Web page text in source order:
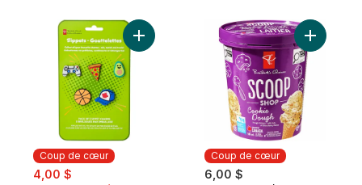
Coup de cœur
sale:
4,00 $
Ajouter Lot de 5 breloques Gouttelettes –
Coup de cœur
6,00 $
Ajouter